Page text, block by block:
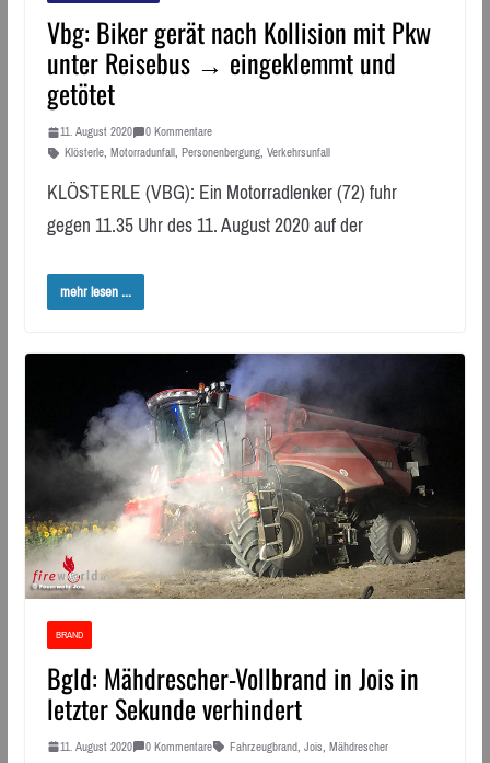
Vbg: Biker gerät nach Kollision mit Pkw
unter Reisebus → eingeklemmt und
getötet
11. August 2020
0 Kommentare
Klösterle, Motorradunfall, Personenbergung, Verkehrsunfall
KLÖSTERLE (VBG): Ein Motorradlenker (72) fuhr
gegen 11.35 Uhr des 11. August 2020 auf der
mehr lesen ...
BRAND
Bgld: Mähdrescher-Vollbrand in Jois in
letzter Sekunde verhindert
11. August 2020 0 Kommentare Fahrzeugbrand, Jois, Mähdrescher